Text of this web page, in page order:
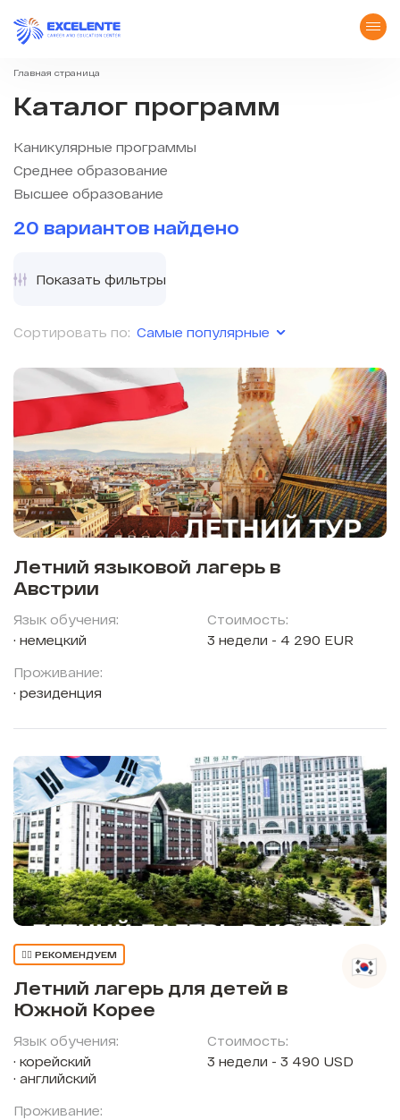
Главная страница
Каталог программ
Каникулярные программы
Среднее образование
Высшее образование
20 вариантов найдено
Сортировать по: Самые популярные
Показать фильтры
Летний языковой лагерь в
Австрии
Язык обучения:
немецкий
Проживание:
резиденция
Стоимость:
3 недели - 4 290 EUR
👍🏼 РЕКОМЕНДУЕМ
Летний лагерь для детей в
Южной Корее
Язык обучения:
корейский
английский
Проживание:
Стоимость:
3 недели - 3 490 USD